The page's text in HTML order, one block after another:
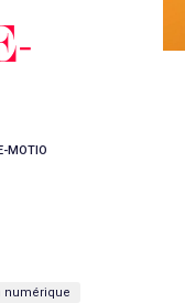
MOTIO
numérique